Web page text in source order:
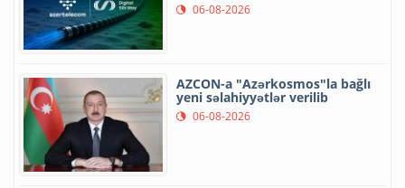
06-08-2026
AZCON-a "Azərkosmos"la bağlı
yeni səlahiyyətlər verilib
06-08-2026